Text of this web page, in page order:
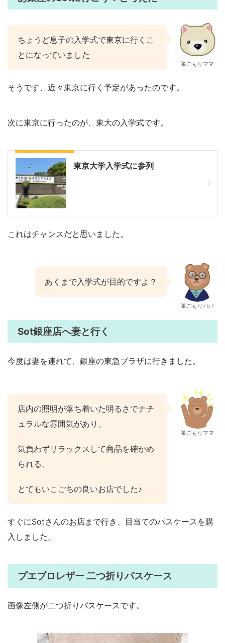
ちょうど息子の入学式で東京に行くこ
とになっていました
巣ごもりママ
そうです、近々東京に行く予定があったのです。
次に東京に行ったのが、東大の入学式です。
東京大学入学式に参列
これはチャンスだと思いました。
あくまで入学式が目的ですよ？
巣ごもりパパ
Sot銀座店へ妻と行く
今度は妻を連れて、銀座の東急プラザに行きました。
店内の照明が落ち着いた明るさでナチ
ュラルな雰囲気があり、
気負わずリラックスして商品を確かめ
られる、
とてもいこごちの良いお店でした♪
巣ごもりママ
すぐにSotさんのお店まで行き、目当てのパスケースを購
入しました。
プエブロレザー 二つ折りパスケース
画像左側が二つ折りパスケースです。